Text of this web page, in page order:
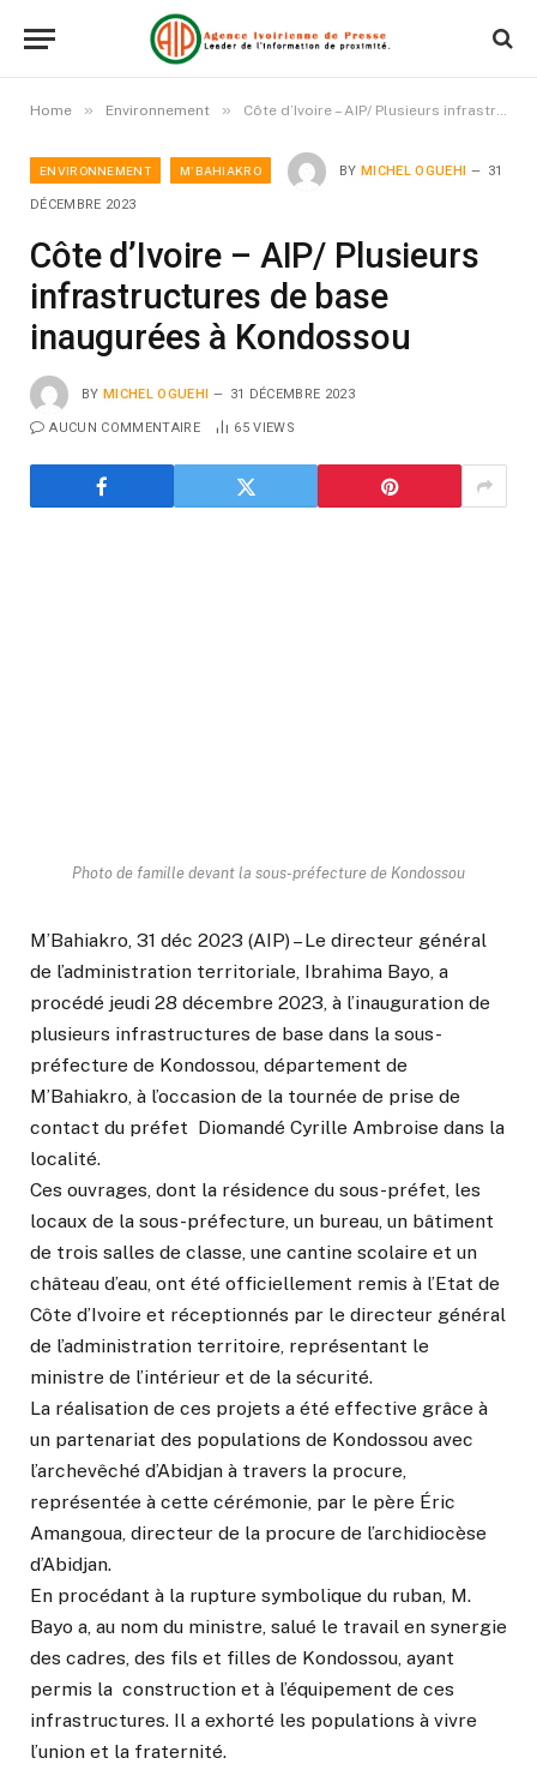
Home » Environnement » Côte d’Ivoire – AIP/ Plusieurs infrastructures de base inaugurées à Kondossou
ENVIRONNEMENT M'BAHIAKRO BY MICHEL OGUEHI 31
DÉCEMBRE 2023
Côte d’Ivoire – AIP/ Plusieurs
infrastructures de base
inaugurées à Kondossou
BY MICHEL OGUEHI 31 DÉCEMBRE 2023
AUCUN COMMENTAIRE 65VIEWS
Photo de famille devant la sous-préfecture de Kondossou
M’Bahiakro, 31 déc 2023 (AIP) – Le directeur général
de l’administration territoriale, Ibrahima Bayo, a
procédé jeudi 28 décembre 2023, à l’inauguration de
plusieurs infrastructures de base dans la sous-
préfecture de Kondossou, département de
M’Bahiakro, à l’occasion de la tournée de prise de
contact du préfet Diomandé Cyrille Ambroise dans la
localité.
Ces ouvrages, dont la résidence du sous-préfet, les
locaux de la sous-préfecture, un bureau, un bâtiment
de trois salles de classe, une cantine scolaire et un
château d’eau, ont été officiellement remis à l’Etat de
Côte d’Ivoire et réceptionnés par le directeur général
de l’administration territoire, représentant le
ministre de l’intérieur et de la sécurité.
La réalisation de ces projets a été effective grâce à
un partenariat des populations de Kondossou avec
l’archevêché d’Abidjan à travers la procure,
représentée à cette cérémonie, par le père Éric
Amangoua, directeur de la procure de l’archidiocèse
d’Abidjan.
En procédant à la rupture symbolique du ruban, M.
Bayo a, au nom du ministre, salué le travail en synergie
des cadres, des fils et filles de Kondossou, ayant
permis la construction et à l’équipement de ces
infrastructures. Il a exhorté les populations à vivre
l’union et la fraternité.